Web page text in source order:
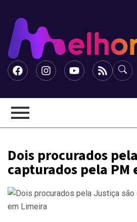
Dois procurados
capturados pela PM